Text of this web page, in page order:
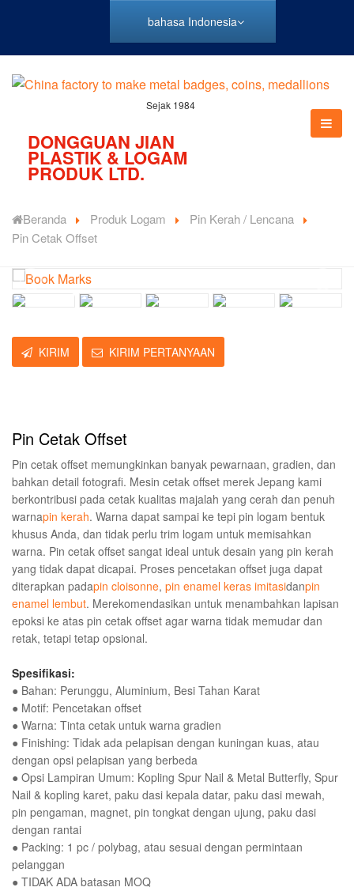
bahasa Indonesia
Sejak 1984
DONGGUAN JIAN
PLASTIK & LOGAM
PRODUK LTD.
Beranda Produk Logam
Pin Kerah / Lencana
Pin Cetak Offset
KIRIM KIRIM PERTANYAAN
Pin Cetak Offset
Pin cetak offset memungkinkan banyak pewarnaan, gradien, dan
bahkan detail fotografi. Mesin cetak offset merek Jepang kami
berkontribusi pada cetak kualitas majalah yang cerah dan penuh
warnapin kerah. Warna dapat sampai ke tepi pin logam bentuk
khusus Anda, dan tidak perlu trim logam untuk memisahkan
warna. Pin cetak offset sangat ideal untuk desain yang pin kerah
yang tidak dapat dicapai. Proses pencetakan offset juga dapat
diterapkan padapin cloisonne, pin enamel keras imitasidanpin
enamel lembut. Merekomendasikan untuk menambahkan lapisan
epoksi ke atas pin cetak offset agar warna tidak memudar dan
retak, tetapi tetap opsional.
Spesifikasi:
● Bahan: Perunggu, Aluminium, Besi Tahan Karat
● Motif: Pencetakan offset
● Warna: Tinta cetak untuk warna gradien
● Finishing: Tidak ada pelapisan dengan kuningan kuas, atau
dengan opsi pelapisan yang berbeda
● Opsi Lampiran Umum: Kopling Spur Nail & Metal Butterfly, Spur
Nail & kopling karet, paku dasi kepala datar, paku dasi mewah,
pin pengaman, magnet, pin tongkat dengan ujung, paku dasi
dengan rantai
● Packing: 1 pc / polybag, atau sesuai dengan permintaan
pelanggan
● TIDAK ADA batasan MOQ